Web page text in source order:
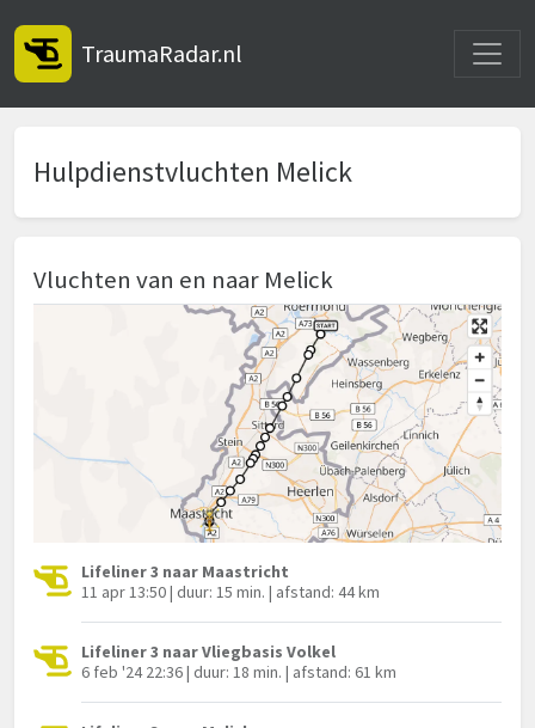
TraumaRadar.nl
Hulpdienstvluchten Melick
Vluchten van en naar Melick
Lifeliner 3 naar Maastricht
11 apr 13:50 | duur: 15 min. | afstand: 44 km
Lifeliner 3 naar Vliegbasis Volkel
6 feb '24 22:36 | duur: 18 min. | afstand: 61 km